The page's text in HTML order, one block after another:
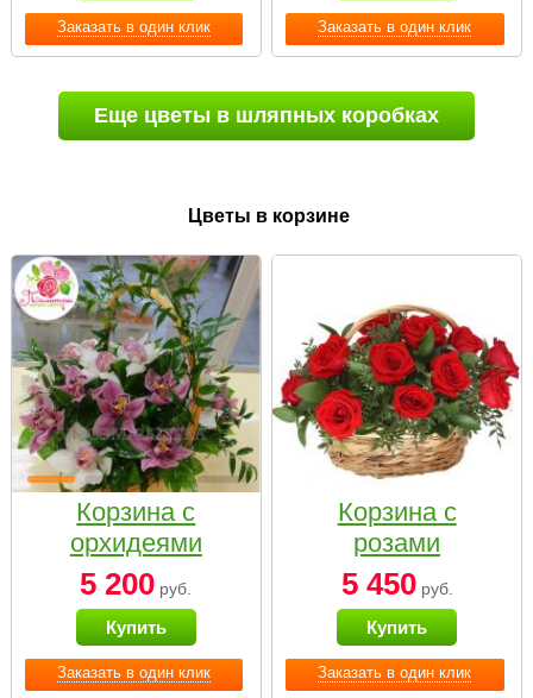
Заказать в один клик Заказать в один клик
Еще цветы в шляпных коробках
Цветы в корзине
Заказать в один клик
Корзина с
орхидеями
малая
5 200 руб.
Купить
Заказать в один клик
Корзина с
розами
«Красный
Париж»
5 450руб.
Купить